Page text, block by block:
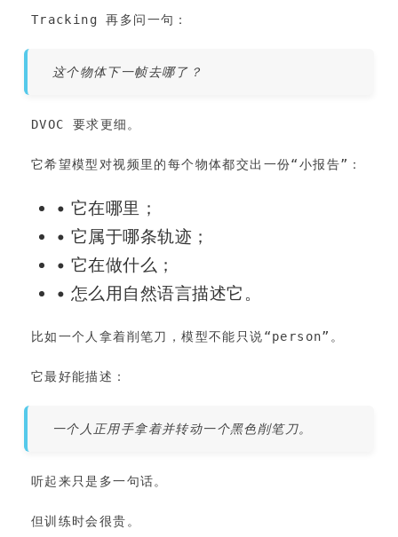
Tracking 再多问一句：
这个物体下一帧去哪了？
DVOC 要求更细。
它希望模型对视频里的每个物体都交出一份“小报告”：
• 它在哪里；
• 它属于哪条轨迹；
• 它在做什么；
• 怎么用自然语言描述它。
比如一个人拿着削笔刀，模型不能只说“person”。
它最好能描述：
一个人正用手拿着并转动一个黑色削笔刀。
听起来只是多一句话。
但训练时会很贵。